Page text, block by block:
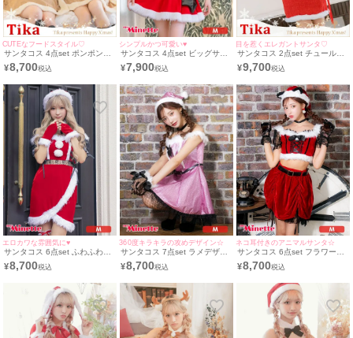
CUTEなフードスタイル♡
サンタコス 4点set ポンポンサ
テンリボン付きフードケープふ
わふわフレアミニ丈トナカイア
ド付きケープ+ワンピース＋カ
フス＋透明ストラップ]
¥8,700
シンプルかつ可愛い♥
サンタコス 4点set ビッグサテ
ンリボンベルト付きオフショル
ふわふわファーバニーアニマル
+ワンピース＋リボン＋カチュ
ーシャ]
¥7,900
目を惹くエレガントサンタ♡
サンタコス 2点set チュールネ
ット付きダブルリボンクリップ
フリルワンショルダーラメツイ
ドレス [ワンピース+ヘアリボ
ン](S～L)
¥9,700
エロカワな雰囲気に♥
サンタコス 6点set ふわふわフ
ァーオフショルダーウエストレ
ースデザインラップタイト王道
＋ワンピース+透明ストラップ
＋グローブ＋ガーターリング]
¥8,700
360度キラキラの攻めデザイン☆
サンタコス 7点set ラメデザイ
ンビジューリボン×ドットチュ
ールガーリーピンク王道 ふわ
チョーカー＋リボンブローチ＋
ワンピース+透明ストラップ＋
グローブ＋ベルト]
¥8,700
ネコ耳付きのアニマルサンタ☆
サンタコス 6点set フラワーレ
ースオフショルトップス&ギャ
ザーミニスカートセット猫アニ
[帽子+チョーカー＋トップス＋
透明ストラップ＋スカート＋ベ
¥8,700